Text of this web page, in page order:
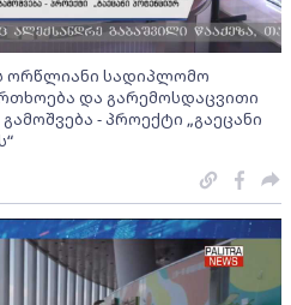
ორწლიანი სადიპლომო
და გარემოსდაცვითი
- პროექტი „გაეცანი